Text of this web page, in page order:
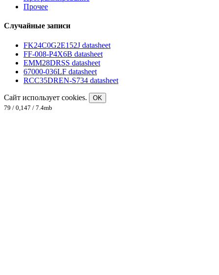
Прочее
Случайные записи
FK24C0G2E152J datasheet
FF-008-P4X6B datasheet
EMM28DRSS datasheet
67000-036LF datasheet
RCC35DREN-S734 datasheet
Сайт использует cookies.
OK
79 / 0,147 / 7.4mb